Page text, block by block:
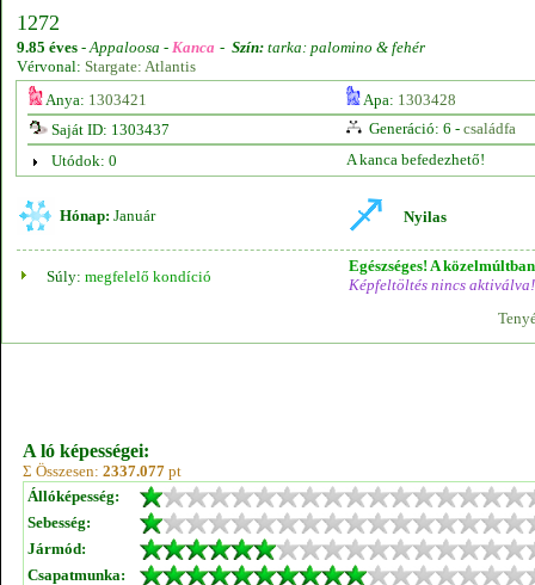
1272
9.85 éves -Appaloosa - Kanca - Szín: tarka: palomino & fehér
Vérvonal: Stargate: Atlantis
Anya: 1303421 Apa: 1303428
Saját ID: 1303437
Generáció: 6 - családfa
Utódok: 0
A kanca befedezhető!
Hónap: Január Nyilas
Súly: megfelelő kondíció
Egészséges! A
Képfeltöltés nincs aktiválva!
A ló képességei:
Σ Összesen: 2337.077 pt
Állóképesség:
Sebesség:
Jármód:
Csapatmunka: